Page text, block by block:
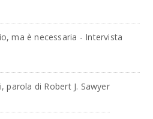
ma è necessaria - Intervista
parola di Robert J. Sawyer